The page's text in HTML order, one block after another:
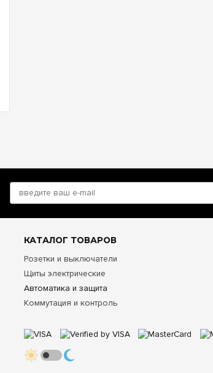
КАТАЛОГ ТОВАРОВ
Розетки и выключатели
Щиты электрические
Автоматика и защита
Коммутация и контроль